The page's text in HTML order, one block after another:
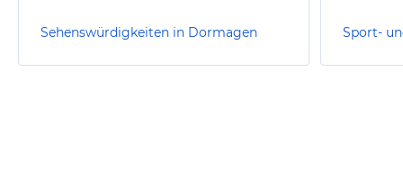
Sehenswürdigkeiten in Dormagen